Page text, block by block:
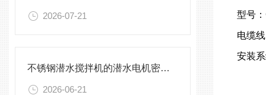
2026-07-21
不锈钢潜水搅拌机的潜水电机密封与泄漏保护
2026-06-21
型号
电缆
安装